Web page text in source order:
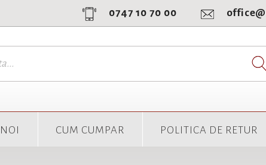
0747 10 70 00
CUM CUMPAR POLITICA DE RETUR